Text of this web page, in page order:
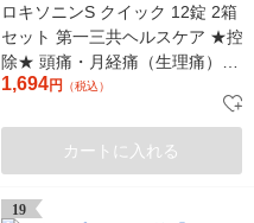
ロキソニンS クイック 12錠 2箱
セット 第一三共ヘルスケア ★控
除★ 頭痛・月経痛（生理痛）・
歯痛・腰痛・悪寒・発熱に【第
1,694円 （税込）
カートに入れる
19